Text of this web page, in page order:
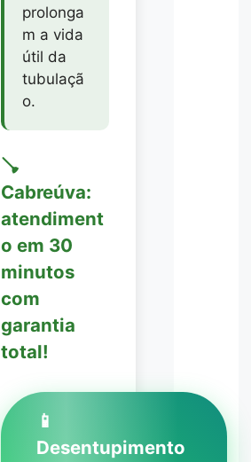
prolonga
m a vida
útil da
tubulaçã
o.
🪠
Cabreúva:
atendiment
o em 30
minutos
com
garantia
total!
📱
Desentupimento